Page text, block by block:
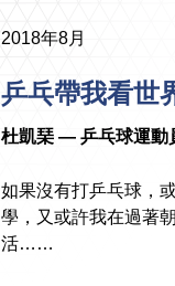
2018年8月
乒乓帶我看世
杜凱琹 — 乒乓球運動
如果沒有打乒乓球，
學，又或許我在過著
活……